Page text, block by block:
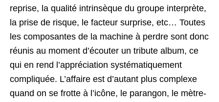
reprise, la qualité intrinsèque du groupe interprète,
la prise de risque, le facteur surprise, etc… Toutes
les composantes de la machine à perdre sont donc
réunis au moment d’écouter un tribute album, ce
qui en rend l’appréciation systématiquement
compliquée. L’affaire est d’autant plus complexe
quand on se frotte à l’icône, le parangon, le mètre-